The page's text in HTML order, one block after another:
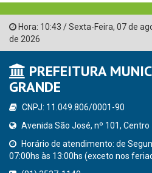
Hora: 10:43 /Sexta-Feira, 07 de
de 2026
PREFEITURA
GRANDE
CNPJ: 11.049.806/0001-90
Avenida São José, nº 101, Centro
Horário de atendimento: de
07:00hs às 13:00hs (exceto nos